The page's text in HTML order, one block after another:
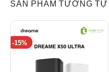
SẢN PHẨM TƯƠNG TỰ
-15%